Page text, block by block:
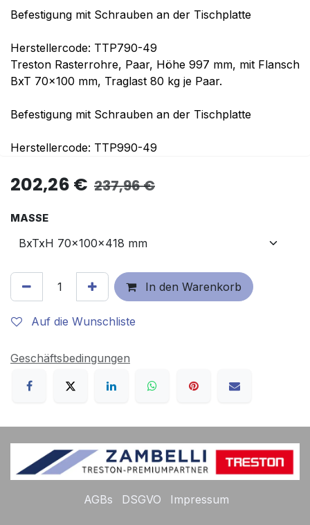
Befestigung mit Schrauben an der Tischplatte
Herstellercode: TTP790-49
Treston Rasterrohre, Paar, Höhe 997 mm, mit Flansch
BxT 70x100 mm, Traglast 80 kg je Paar.
Befestigung mit Schrauben an der Tischplatte
Herstellercode: TTP990-49
202,26 € 237,96€
MASSE
In den Warenkorb
Auf die Wunschliste
Geschäftsbedingungen
AGBs DSGVO Impressum